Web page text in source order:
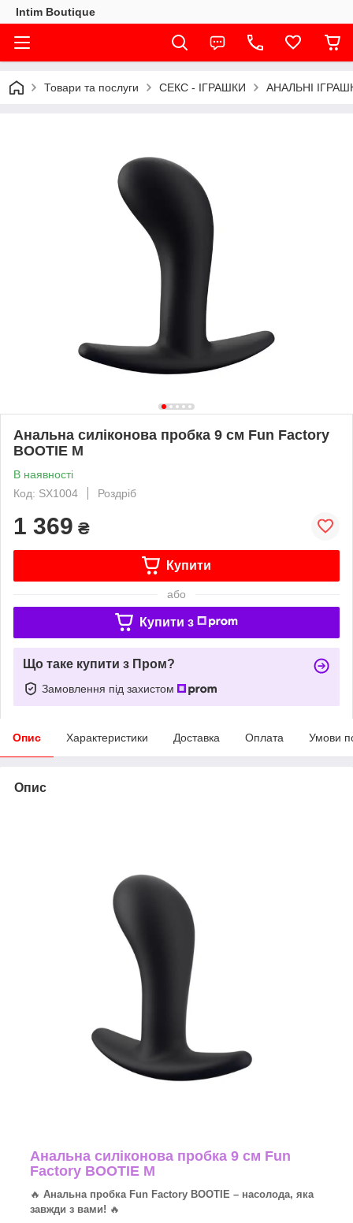
Intim Boutique
Товари та послуги СЕКС - ІГРАШКИ АНАЛЬНІ
Анальна силіконова пробка 9 см Fun Factory
BOOTIE M
В наявності
Код: SX1004
Роздріб
1 369 ₴
Купити
або
Купити з
Що таке купити з Пром?
Замовлення під захистом
Опис Характеристики Доставка Оплата Умови
Опис
Анальна силіконова пробка 9 см Fun
Factory BOOTIE M
🔥 Анальна пробка Fun Factory BOOTIE – насолода, яка
завжди з вами! 🔥